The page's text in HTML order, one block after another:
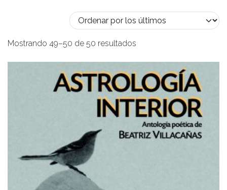
Mostrando 49–50 de 50 resultados